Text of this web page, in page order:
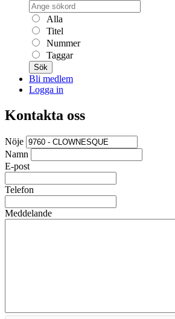
Alla
Titel
Nummer
Taggar
Sök
Bli medlem
Logga in
Kontakta oss
Nöje
Namn
E-post
Telefon
Meddelande